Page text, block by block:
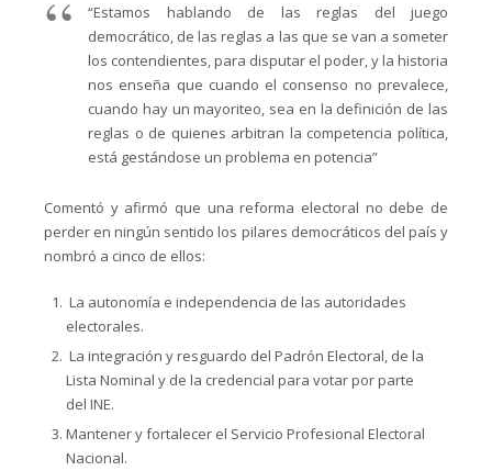
“Estamos hablando de las reglas del juego
democrático, de las reglas a las que se van a someter
los contendientes, para disputar el poder, y la historia
nos enseña que cuando el consenso no prevalece,
cuando hay un mayoriteo, sea en la definición de las
reglas o de quienes arbitran la competencia política,
está gestándose un problema en potencia”
Comentó y afirmó que una reforma electoral no debe de
perder en ningún sentido los pilares democráticos del país y
nombró a cinco de ellos:
La autonomía e independencia de las autoridades
electorales.
La integración y resguardo del Padrón Electoral, de la
Lista Nominal y de la credencial para votar por parte
del INE.
Mantener y fortalecer el Servicio Profesional Electoral
Nacional.